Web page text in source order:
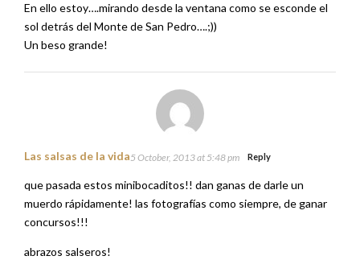
En ello estoy….mirando desde la ventana como se esconde el
sol detrás del Monte de San Pedro….;))
Un beso grande!
Las salsas de la vida5 October, 2013 at 5:48 pm Reply
que pasada estos minibocaditos!! dan ganas de darle un
muerdo rápidamente! las fotografías como siempre, de ganar
concursos!!!
abrazos salseros!